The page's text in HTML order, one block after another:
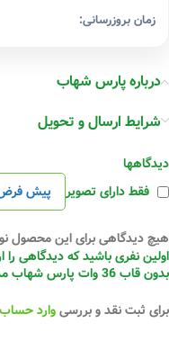
زمان بروزرسانی:
درباره پارس شهاب
شرایط ارسال و تحویل
دیدگاهها
فقط دارای تصویر
هیچ دیدگاهی برای این محصول
اولین نفری باشید که دیدگاهی
بدون قاب 36 وات پارس شهاب مدل شقایق”
برای ثبت نقد و بررسیوارد